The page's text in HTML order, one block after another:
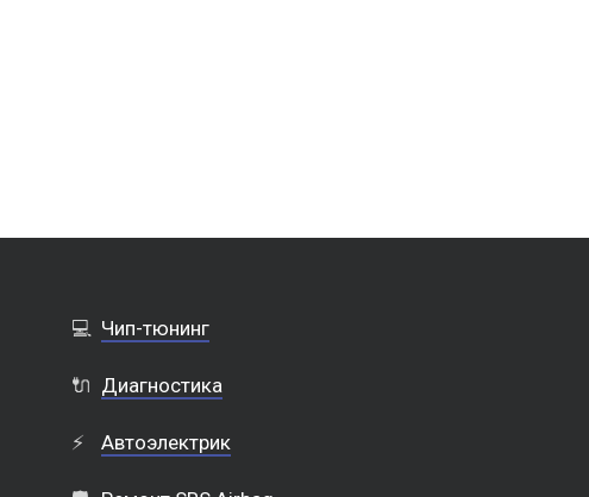
💻 Чип-тюнинг
🔌 Диагностика
⚡ Автоэлектрик